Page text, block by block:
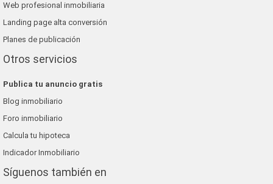
Web profesional inmobiliaria
Landing page alta conversión
Planes de publicación
Otros servicios
Publica tu anuncio gratis
Blog inmobiliario
Foro inmobiliario
Calcula tu hipoteca
Indicador Inmobiliario
Síguenos también en